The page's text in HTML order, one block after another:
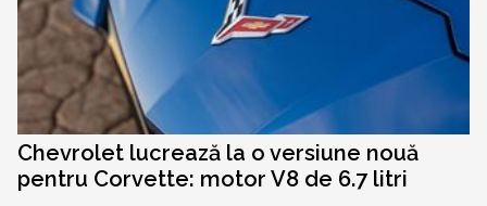
Chevrolet lucrează la o versiune nouă
pentru Corvette: motor V8 de 6.7 litri